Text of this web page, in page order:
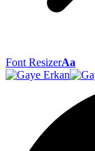
Font ResizerAa